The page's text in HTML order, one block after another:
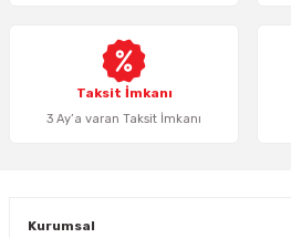
Bu ürüne benzer farklı alternatifler olmalı.
Taksit İmkanı
3 Ay’a varan Taksit İmkanı
Kurumsal